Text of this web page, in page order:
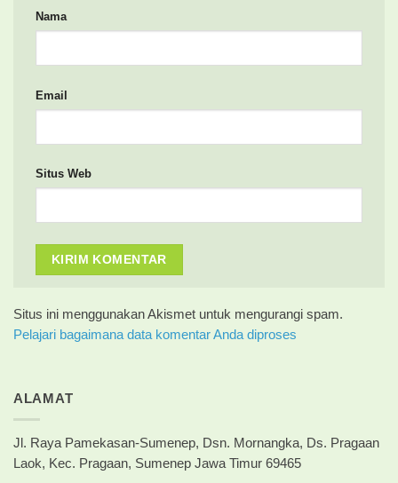
Nama
Email
Situs Web
Situs ini menggunakan Akismet untuk mengurangi spam.
Pelajari bagaimana data komentar Anda diproses
ALAMAT
Jl. Raya Pamekasan-Sumenep, Dsn. Mornangka, Ds. Pragaan
Laok, Kec. Pragaan, Sumenep Jawa Timur 69465